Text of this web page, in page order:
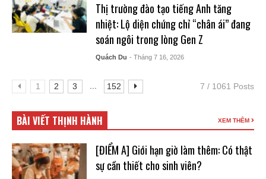
Thị trường đào tạo tiếng Anh tăng
nhiệt: Lộ diện chứng chỉ “chân ái” đang
soán ngôi trong lòng Gen Z
Quách Du - Tháng 7 16, 2026
1 2 3 152 7 / 1061 Posts
BÀI VIẾT THỊNH HÀNH XEM THÊM
[ĐIỂM A] Giới hạn giờ làm thêm: Có thật
sự cần thiết cho sinh viên?